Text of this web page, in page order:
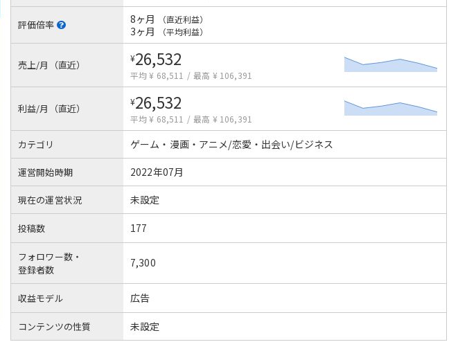
評価倍率 8ヶ月 （直近利益）
3ヶ月 （平均利益）
売上/月（直近）
¥26,532
平均 ¥ 68,511 / 最高 ¥ 106,391
利益/月（直近）
¥26,532
平均 ¥ 68,511 / 最高 ¥ 106,391
カテゴリ ゲーム・漫画・アニメ/恋愛・出会い/ビジネス
運営開始時期 2022年07月
現在の運営状況 未設定
投稿数 177
フォロワー数・
登録者数
7,300
収益モデル 広告
コンテンツの性質 未設定